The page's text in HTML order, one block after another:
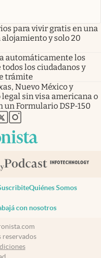
para vivir gratis en una
y solo 20
automáticamente los
los ciudadanos y
trámite
Nuevo México y
sin visa americana o
un Formulario DSP-150
pestaña
nueva pestaña
en nueva pestaña
abre en nueva pestaña
abre en nueva pestaña
Quiénes Somos
con nosotros
reservados